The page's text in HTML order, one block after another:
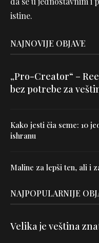
istine.
NAJNOVIJE OBJAVE
„Pro-Creator“ –
bez potrebe za
Kako jesti čia seme: 10
ishranu
Maline za lepši ten, ali i
NAJPOPULARNIJE
Velika je veština